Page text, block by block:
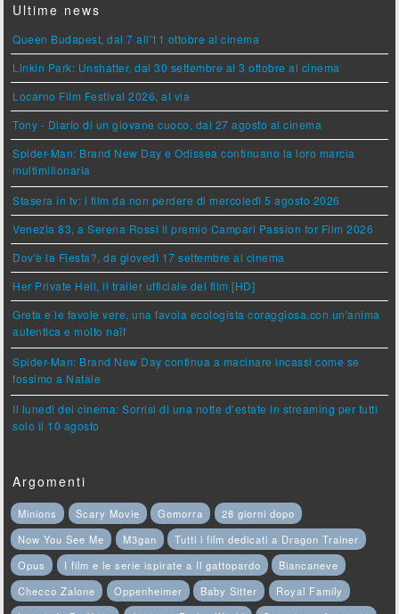
Ultime news
Queen Budapest, dal 7 all'11 ottobre al cinema
Linkin Park: Unshatter, dal 30 settembre al 3 ottobre al cinema
Locarno Film Festival 2026, al via
Tony - Diario di un giovane cuoco, dal 27 agosto al cinema
Spider-Man: Brand New Day e Odissea continuano la loro marcia
multimilionaria
Stasera in tv: i film da non perdere di mercoledì 5 agosto 2026
Venezia 83, a Serena Rossi il premio Campari Passion for Film 2026
Dov'è la Fiesta?, da giovedì 17 settembre al cinema
Her Private Hell, il trailer ufficiale del film [HD]
Greta e le favole vere, una favola ecologista coraggiosa,con un'anima
autentica e molto naïf
Spider-Man: Brand New Day continua a macinare incassi come se
fossimo a Natale
Il lunedì del cinema: Sorrisi di una notte d’estate in streaming per tutti
solo il 10 agosto
Argomenti
Minions Scary Movie Gomorra
28 giorni dopo
Now You See Me
M3gan
Tutti i film dedicati a Dragon Trainer
Opus
I film e le serie ispirate a Il gattopardo
Biancaneve
Checco Zalone
Oppenheimer Baby Sitter
Royal Family